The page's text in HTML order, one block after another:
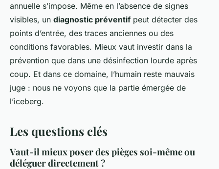
annuelle s’impose. Même en l’absence de signes
visibles, un diagnostic préventif peut détecter des
points d’entrée, des traces anciennes ou des
conditions favorables. Mieux vaut investir dans la
prévention que dans une désinfection lourde après
coup. Et dans ce domaine, l’humain reste mauvais
juge : nous ne voyons que la partie émergée de
l’iceberg.
Les questions clés
Vaut-il mieux poser des pièges soi-même ou
déléguer directement ?